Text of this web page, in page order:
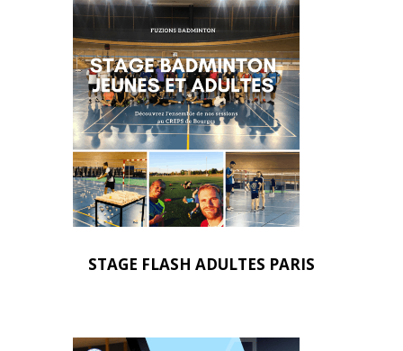
STAGE FLASH ADULTES PARIS